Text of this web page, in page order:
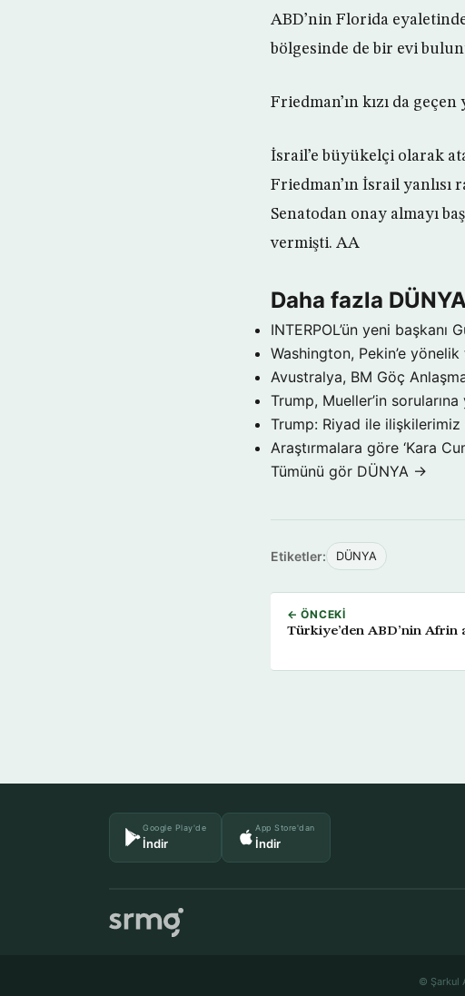
ABD’nin Florida
bölgesinde de bir evi
Friedman’ın kızı da
İsrail’e büyükelçi olarak
Friedman’ın İsrail
Senatodan onay almayı
vermişti. AA
Daha fazla DÜNYA
INTERPOL’ün yeni başkanı
Washington, Pekin’e
Avustralya, BM Göç
Trump, Mueller’in
Trump: Riyad ile
Araştırmalara göre ‘Kara
Tümünü gör DÜNYA →
Etiketler: DÜNYA
← ÖNCEKI
Türkiye’den ABD’nin Afrin
Google Play'de
İndir
App Store'dan
İndir
© Şarkul